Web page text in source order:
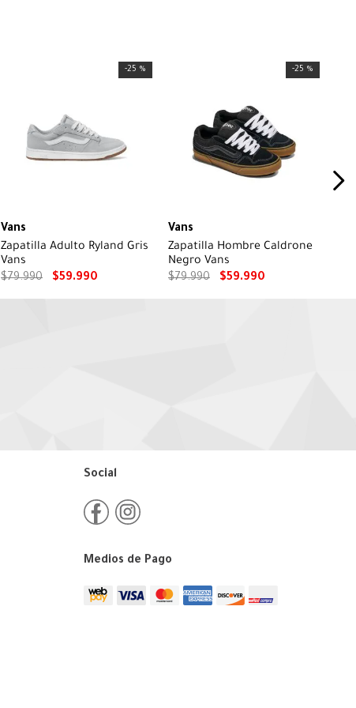
-25 %
Vans
Zapatilla Adulto Ryland Gris
Vans
$79.990 $59.990
-25 %
Vans
Zapatilla Hombre Caldrone
Negro Vans
$79.990 $59.990
Social
Medios de Pago